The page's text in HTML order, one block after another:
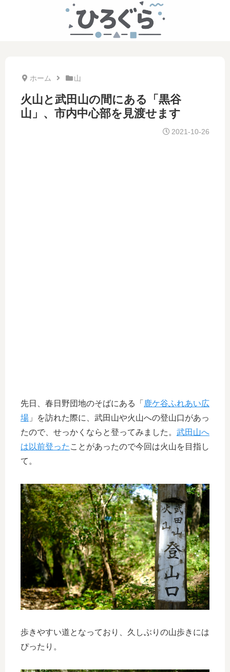
ホーム 山
火山と武田山の間にある「黒谷
山」、市内中心部を見渡せます
2021-10-26
先日、春日野団地のそばにある「 鹿ケ谷ふれあい広
場 」を訪れた際に、武田山や火山への登山口があっ
たので、せっかくならと登ってみました。 武田山へ
は以前登った ことがあったので今回は火山を目指し
て。
歩きやすい道となっており、久しぶりの山歩きには
ぴったり。